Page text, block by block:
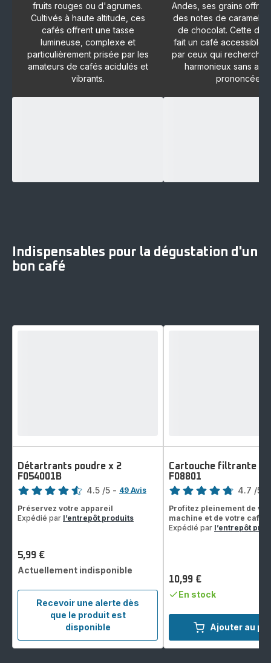
fruits rouges ou d'agrumes.
Cultivés à haute altitude, ces
cafés offrent une tasse
lumineuse, complexe et
particulièrement prisée par les
amateurs de cafés acidulés et
vibrants.
Andes, ses grains
des notes de caramel,
de chocolat. Cette
fait un café accessible,
par ceux qui
harmonieux sans
prononcée.
Indispensables pour la dégustation d'un
bon café
Recevoir une alerte dès
que le produit est
disponible
Détartrants
poudre
x
Détartrants poudre x 2
F054001B
Note
4.5 /5 - 49 Avis
Préservez votre appareil
Expédié par l’entrepôt produits
Prix
5,99 €
Actuellement indisponible
Ajouter au
Cartouche filtrante
F08801
Note
4.7 /5
Profitez pleinement de
machine et de votre café
Expédié par l’entrepôt
Prix
10,99 €
En stock